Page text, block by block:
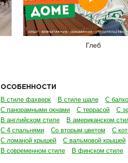
Глеб
ОСОБЕННОСТИ
В стиле фахверк В стиле шале С
С панорамными окнами
С террасой С
В английском стиле
В американском
С 4 спальнями
Со вторым цветом С
С ломаной крышей
С вальмовой крышей
В современном стиле
В финском стиле